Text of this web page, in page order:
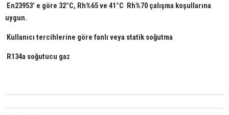
En23953’ e göre 32°C, Rh%65 ve 41°C Rh%70 çalışma koşullarına
uygun.
Kullanıcı tercihlerine göre fanlı veya statik soğutma
R134a soğutucu gaz